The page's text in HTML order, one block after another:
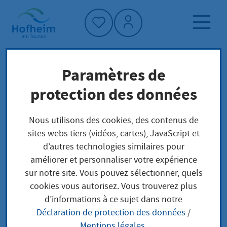
Accueil"
Page d'accueil
Trouver un service
Préoccupations locales
Beseitigung oder Abschneiden bestimmter
Bäume, Hecken, lebender Zäune, Gebüsche
innerhalb eines bestimmten Zeitraums
beantragen
Beseitigung oder
Paramètres de
protection des données
Nous utilisons des cookies, des contenus de
sites webs tiers (vidéos, cartes), JavaScript et
d’autres technologies similaires pour
améliorer et personnaliser votre expérience
sur notre site. Vous pouvez sélectionner, quels
cookies vous autorisez. Vous trouverez plus
d’informations à ce sujet dans notre
Déclaration de protection des données /